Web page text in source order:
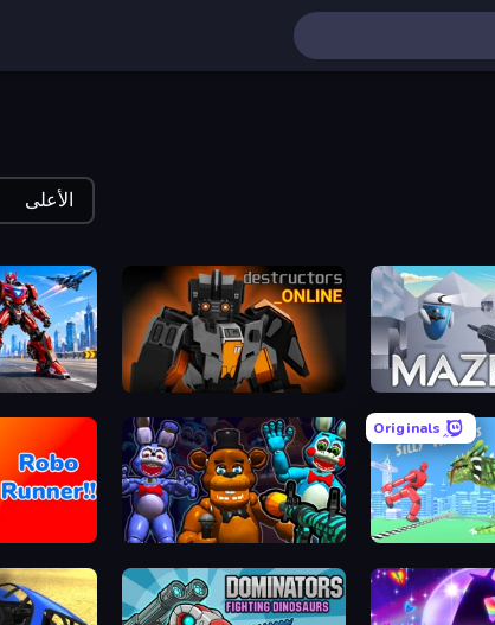
الأعلى
Destructors Online
Originals
FNaF Shooter
Robo Runner